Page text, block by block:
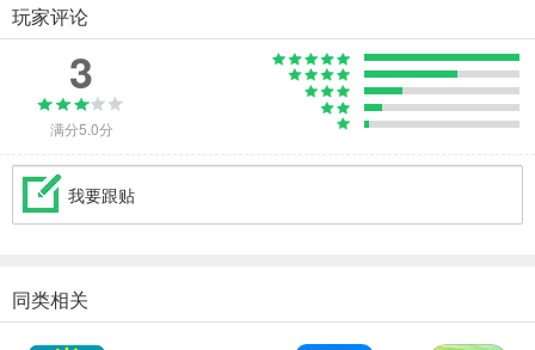
玩家评论
3
满分5.0分
我要跟贴
同类相关